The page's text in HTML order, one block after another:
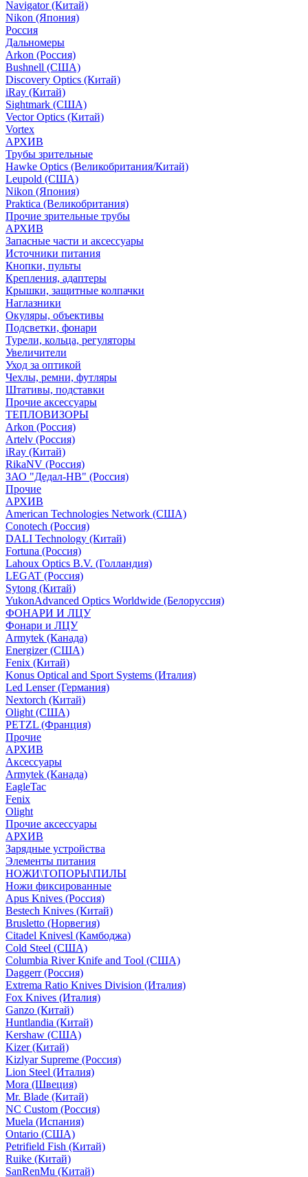
Navigator (Китай)
Nikon (Япония)
Россия
Дальномеры
Arkon (Россия)
Bushnell (США)
Discovery Optics (Китай)
iRay (Китай)
Sightmark (США)
Vector Optics (Китай)
Vortex
АРХИВ
Трубы зрительные
Hawke Optics (Великобритания/Китай)
Leupold (США)
Nikon (Япония)
Praktica (Великобритания)
Прочие зрительные трубы
АРХИВ
Запасные части и аксессуары
Источники питания
Кнопки, пульты
Крепления, адаптеры
Крышки, защитные колпачки
Наглазники
Окуляры, объективы
Подсветки, фонари
Турели, кольца, регуляторы
Увеличители
Уход за оптикой
Чехлы, ремни, футляры
Штативы, подставки
Прочие аксессуары
ТЕПЛОВИЗОРЫ
Arkon (Россия)
Artelv (Россия)
iRay (Китай)
RikaNV (Россия)
ЗАО "Дедал-НВ" (Россия)
Прочие
АРХИВ
American Technologies Network (США)
Conotech (Россия)
DALI Technology (Китай)
Fortuna (Россия)
Lahoux Optics B.V. (Голландия)
LEGAT (Россия)
Sytong (Китай)
YukonAdvanced Optics Worldwide (Белоруссия)
ФОНАРИ И ЛЦУ
Фонари и ЛЦУ
Armytek (Канада)
Energizer (США)
Fenix (Китай)
Konus Optical and Sport Systems (Италия)
Led Lenser (Германия)
Nextorch (Китай)
Olight (США)
PETZL (Франция)
Прочие
АРХИВ
Аксессуары
Armytek (Канада)
EagleTac
Fenix
Olight
Прочие аксессуары
АРХИВ
Зарядные устройства
Элементы питания
НОЖИ\ТОПОРЫ\ПИЛЫ
Ножи фиксированные
Apus Knives (Россия)
Bestech Knives (Китай)
Brusletto (Норвегия)
Citadel Knivesl (Камбоджа)
Cold Steel (США)
Columbia River Knife and Tool (США)
Daggerr (Россия)
Extrema Ratio Knives Division (Италия)
Fox Knives (Италия)
Ganzo (Китай)
Huntlandia (Китай)
Kershaw (США)
Kizer (Китай)
Kizlyar Supreme (Россия)
Lion Steel (Италия)
Mora (Швеция)
Mr. Blade (Китай)
NC Custom (Россия)
Muela (Испания)
Ontario (США)
Petrifield Fish (Китай)
Ruike (Китай)
SanRenMu (Китай)